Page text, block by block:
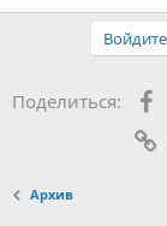
Поделиться:
Архив